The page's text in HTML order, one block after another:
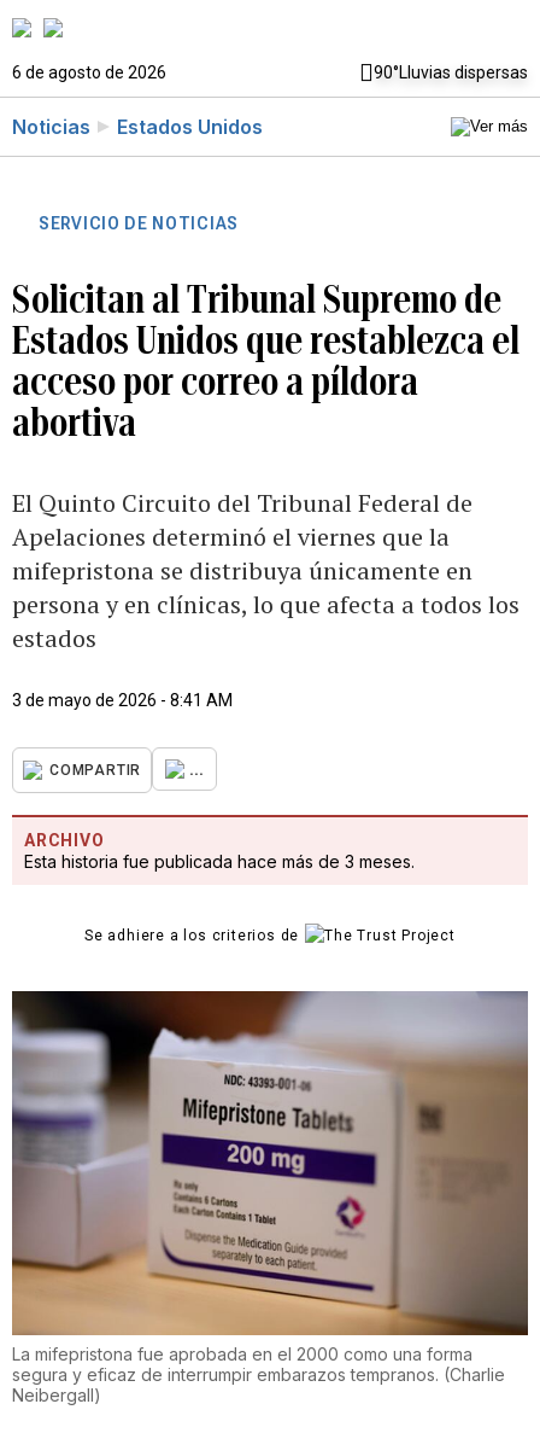
6 de agosto de 2026 90°Lluvias dispersas
Noticias Estados Unidos
SERVICIO DE NOTICIAS
Solicitan al Tribunal Supremo de
Estados Unidos que restablezca el
acceso por correo a píldora
abortiva
El Quinto Circuito del Tribunal Federal de
Apelaciones determinó el viernes que la
mifepristona se distribuya únicamente en
persona y en clínicas, lo que afecta a todos los
estados
3 de mayo de 2026 - 8:41 AM
COMPARTIR ...
ARCHIVO
Esta historia fue publicada hace más de 3 meses.
Se adhiere a los criterios de
La mifepristona fue aprobada en el 2000 como una forma
segura y eficaz de interrumpir embarazos tempranos. (Charlie
Neibergall)